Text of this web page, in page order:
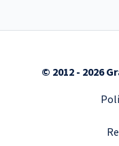
© 2012 - 2026